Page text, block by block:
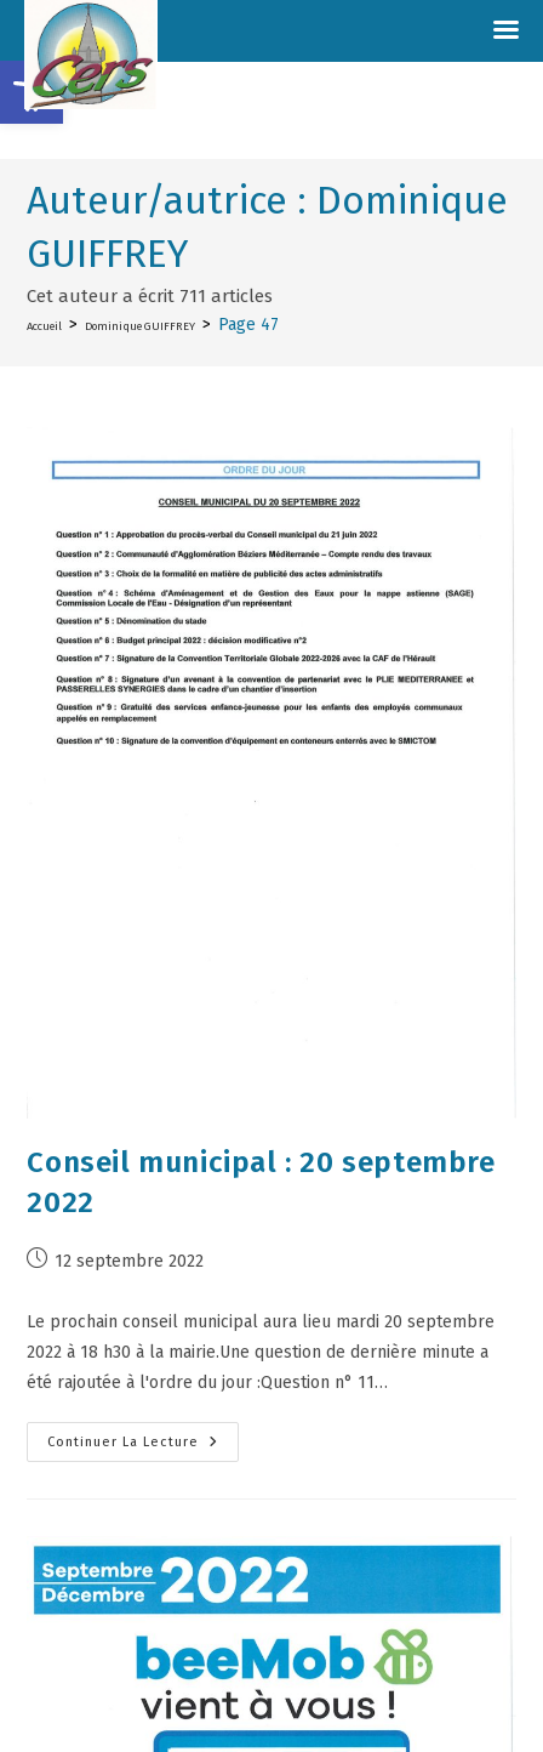
Auteur/autrice : Dominique
GUIFFREY
Cet auteur a écrit 711 articles
Accueil > Dominique GUIFFREY > Page 47
Conseil municipal : 20 septembre
2022
12 septembre 2022
Le prochain conseil municipal aura lieu mardi 20 septembre
2022 à 18 h30 à la mairie.Une question de dernière minute a
été rajoutée à l'ordre du jour :Question n° 11…
Continuer La Lecture
Ouvrir la barre d’outils